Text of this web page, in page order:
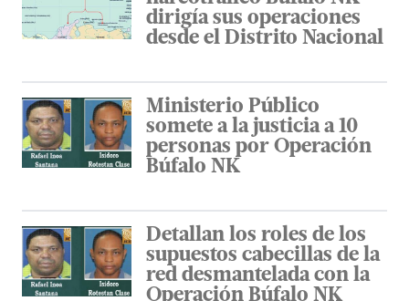
dirigía sus operaciones
desde el Distrito Nacional
Ministerio Público
somete a la justicia a 10
personas por Operación
Búfalo NK
Detallan los roles de los
supuestos cabecillas de la
red desmantelada con la
Operación Búfalo NK